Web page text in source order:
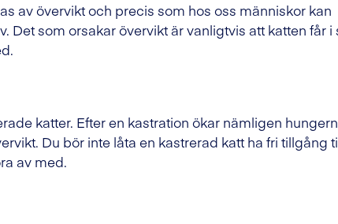
av övervikt och precis som hos oss människor kan
Det som orsakar övervikt är vanligtvis att katten får i
katter. Efter en kastration ökar nämligen hungern
Du bör inte låta en kastrerad katt ha fri tillgång
av med.